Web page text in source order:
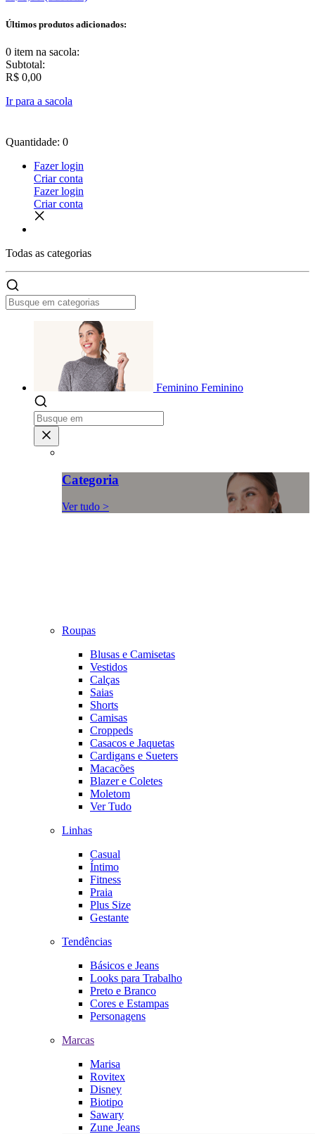
Últimos produtos adicionados:
0 item na sacola:
Subtotal:
R$ 0,00
Ir para a sacola
Quantidade: 0
Fazer login
Criar conta
Fazer login
Criar conta
Todas as categorias
Feminino Feminino
Categoria
Ver tudo >
Roupas
Blusas e Camisetas
Vestidos
Calças
Saias
Shorts
Camisas
Croppeds
Casacos e Jaquetas
Cardigans e Sueters
Macacões
Blazer e Coletes
Moletom
Ver Tudo
Linhas
Casual
Íntimo
Fitness
Praia
Plus Size
Gestante
Tendências
Básicos e Jeans
Looks para Trabalho
Preto e Branco
Cores e Estampas
Personagens
Marcas
Marisa
Rovitex
Disney
Biotipo
Sawary
Zune Jeans